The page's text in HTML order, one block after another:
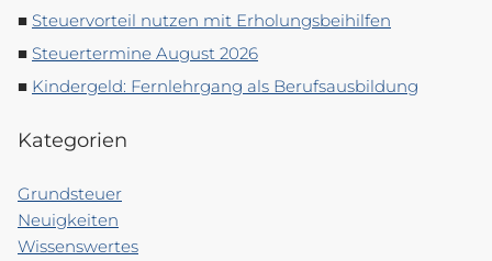
Steuervorteil nutzen mit Erholungsbeihilfen
Steuertermine August 2026
Kindergeld: Fernlehrgang als Berufsausbildung
Kategorien
Grundsteuer
Neuigkeiten
Wissenswertes